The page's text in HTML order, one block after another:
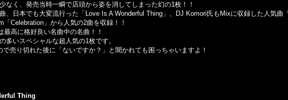
なく、発売当時一瞬で店頭から姿を消してしまった幻の1枚！！
、日本でも大変流行った「Love Is A Wonderful Thing」、DJ Komori氏もMixに収録した人気曲
「Celebration」から人気の2曲を収録！！
最高に格好良い名曲中の名曲！！
多いスペシャルな超人気の1枚です。
で売り切れた後に「ないですか？」と聞かれても困っちゃいますよ！
Thing